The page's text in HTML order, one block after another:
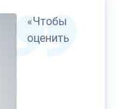
«Чтобы
оценить